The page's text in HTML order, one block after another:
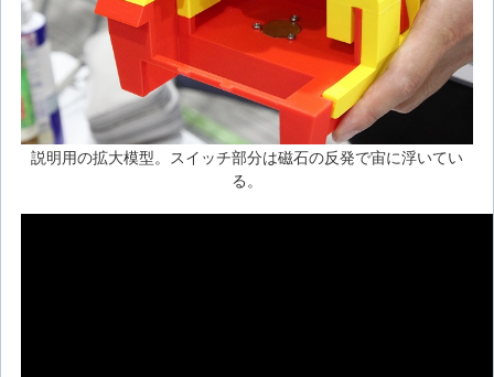
説明用の拡大模型。スイッチ部分は磁石の反発で宙に浮いてい
る。